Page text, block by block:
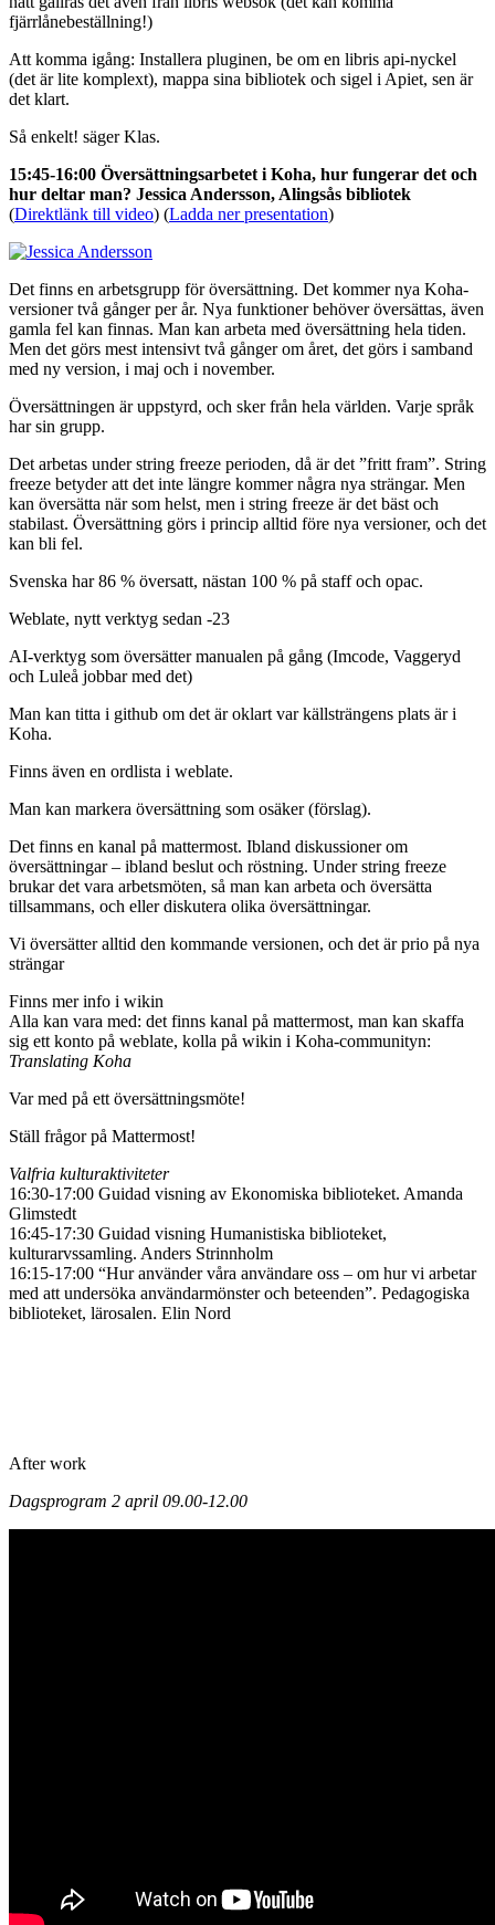
fjärrlånebeställning!)
Att komma igång: Installera pluginen, be om en libris api-nyckel
(det är lite komplext), mappa sina bibliotek och sigel i Apiet, sen är
det klart.
Så enkelt! säger Klas.
15:45-16:00 Översättningsarbetet i Koha, hur fungerar det och
hur deltar man? Jessica Andersson, Alingsås bibliotek
(Direktlänk till video) (Ladda ner presentation)
Det finns en arbetsgrupp för översättning. Det kommer nya Koha-
versioner två gånger per år. Nya funktioner behöver översättas, även
gamla fel kan finnas. Man kan arbeta med översättning hela tiden.
Men det görs mest intensivt två gånger om året, det görs i samband
med ny version, i maj och i november.
Översättningen är uppstyrd, och sker från hela världen. Varje språk
har sin grupp.
Det arbetas under string freeze perioden, då är det ”fritt fram”. String
freeze betyder att det inte längre kommer några nya strängar. Men
kan översätta när som helst, men i string freeze är det bäst och
stabilast. Översättning görs i princip alltid före nya versioner, och det
kan bli fel.
Svenska har 86 % översatt, nästan 100 % på staff och opac.
Weblate, nytt verktyg sedan -23
AI-verktyg som översätter manualen på gång (Imcode, Vaggeryd
och Luleå jobbar med det)
Man kan titta i github om det är oklart var källsträngens plats är i
Koha.
Finns även en ordlista i weblate.
Man kan markera översättning som osäker (förslag).
Det finns en kanal på mattermost. Ibland diskussioner om
översättningar – ibland beslut och röstning. Under string freeze
brukar det vara arbetsmöten, så man kan arbeta och översätta
tillsammans, och eller diskutera olika översättningar.
Vi översätter alltid den kommande versionen, och det är prio på nya
strängar
Finns mer info i wikin
Alla kan vara med: det finns kanal på mattermost, man kan skaffa
sig ett konto på weblate, kolla på wikin i Koha-communityn:
Translating Koha
Var med på ett översättningsmöte!
Ställ frågor på Mattermost!
Valfria kulturaktiviteter
16:30-17:00 Guidad visning av Ekonomiska biblioteket. Amanda
Glimstedt
16:45-17:30 Guidad visning Humanistiska biblioteket,
kulturarvssamling. Anders Strinnholm
16:15-17:00 “Hur använder våra användare oss – om hur vi arbetar
med att undersöka användarmönster och beteenden”. Pedagogiska
biblioteket, lärosalen. Elin Nord
After work
Dagsprogram 2 april 09.00-12.00